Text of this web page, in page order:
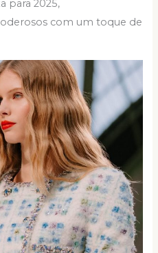
para 2025,
com um toque de